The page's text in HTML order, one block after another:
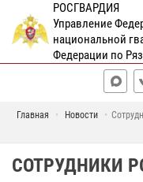
РОСГВАРДИЯ
Управление
национальной
Федерации по
Главная Новости
СОТРУДНИКИ